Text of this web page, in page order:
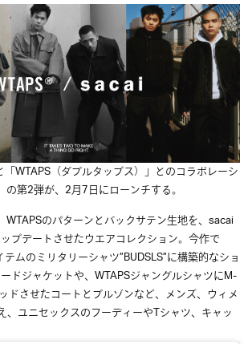
「WTAPS（ダブルタップス）」とのコラボレーシ
の第2弾が、2月7日にローンチする。
WTAPSのパターンとバックサテン生地を、 sacai
プデートさせたウエアコレクション。今作で
ムのミリタリーシャツ”BUDSLS”に構築的なショ
ドジャケットや、WTAPSジャングルシャツにM-
ドさせたコートとブルゾンなど、 メンズ、ウィメ
、ユニセックスのフーディーやTシャツ、キャッ